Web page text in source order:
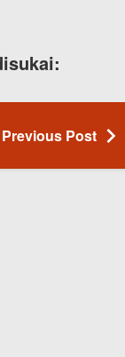
Previous Post